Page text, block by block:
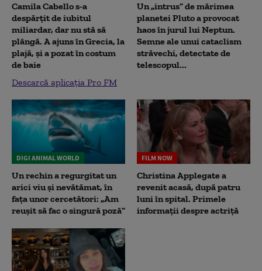
Camila Cabello s-a
despărțit de iubitul
miliardar, dar nu stă să
plângă. A ajuns în Grecia, la
plajă, și a pozat în costum
de baie
Descarcă aplicația Pro FM
Un „intrus” de mărimea
planetei Pluto a provocat
haos în jurul lui Neptun.
Semne ale unui cataclism
străvechi, detectate de
telescopul...
DIGI ANIMAL WORLD
Un rechin a regurgitat un
arici viu și nevătămat, în
fața unor cercetători: „Am
reușit să fac o singură poză”
FILM NOW
Christina Applegate a
revenit acasă, după patru
luni în spital. Primele
informații despre actriță